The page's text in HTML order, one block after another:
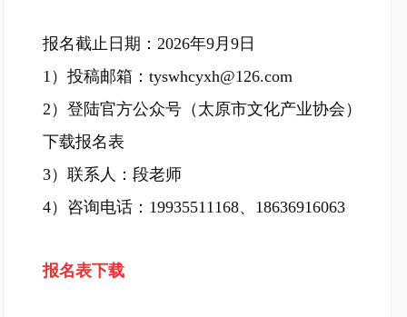
报名截止日期：2026年9月9日
1）投稿邮箱：tyswhcyxh@126.com
2）登陆官方公众号（太原市文化产业协会）
下载报名表
3）联系人：段老师
4）咨询电话：19935511168、18636916063
报名表下载